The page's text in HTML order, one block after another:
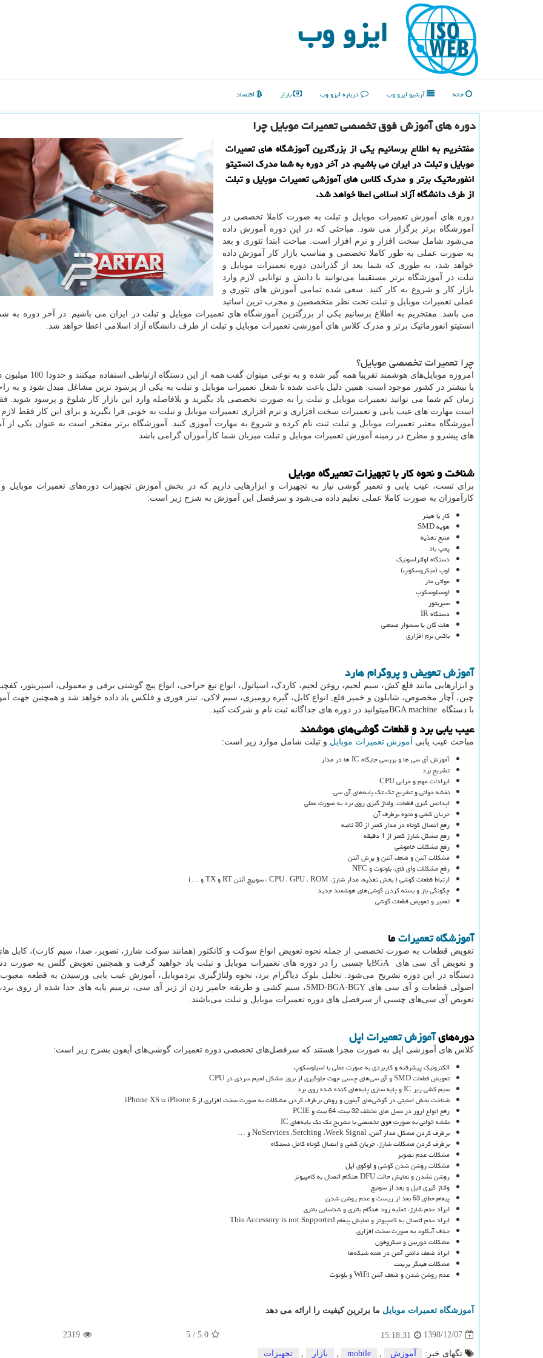
ایزو وب
خانه آرشیو ایزو وب درباره ایزو وب بازار اقتصاد
دوره های آموزش فوق تخصصی تعمیرات موبایل چرا
مفتخریم به اطلاع برسانیم یكی از بزرگترین آموزشگاه های تعمیرات
موبایل و تبلت در ایران می باشیم. در آخر دوره به شما مدرك انستیتو
انفورماتیك برتر و مدرك كلاس‌ های آموزشی تعمیرات موبایل و تبلت
از طرف دانشگاه آزاد اسلامی اعطا خواهد شد.
دوره های آموزش تعمیرات موبایل و تبلت به صورت کاملا تخصصی در
آموزشگاه برتر برگزار می شود. مباحثی که در این دوره آموزش داده
می‌شود شامل سخت افزار و نرم افزار است. مباحث ابتدا تئوری و بعد
به صورت عملی به طور کاملا تخصصی و مناسب بازار کار آموزش داده
خواهد شد، به طوری که شما بعد از گذراندن دوره تعمیرات موبایل و
تبلت در آموزشگاه برتر مستقیما می‌توانید با دانش و توانایی لازم وارد
بازار کار و شروع به کار کنید. سعی شده تمامی آموزش های تئوری و
عملی تعمیرات موبایل و تبلت تحت نظر متخصصین و مجرب ترین اساتید
می باشد. مفتخریم به اطلاع برسانیم یکی از بزرگترین آموزشگاه های تعمیرات موبایل و تبلت در ایران می باشیم. در آخر دوره به
انستیتو انفورماتیک برتر و مدرک کلاس‌ های آموزشی تعمیرات موبایل و تبلت از طرف دانشگاه آزاد اسلامی اعطا خواهد شد.
چرا تعمیرات تخصصی موبایل؟
امروزه موبایل‌های هوشمند تقریبا همه گیر شده و به نوعی میتوان
یا بیشتر در کشور موجود است. همین دلیل باعث شده تا شغل تعمیرات موبایل و تبلت به یکی از پرسود ترین مشاغل مبدل شود و به
زمان کم شما می توانید تعمیرات موبایل و تبلت را به صورت تخصصی یاد بگیرید و بلافاصله وارد این بازار کار شلوغ و پرسود شوید.
است مهارت های عیب یابی و تعمیرات سخت افزاری و نرم افزاری تعمیرات موبایل و تبلت به خوبی فرا بگیرید و برای این کار فقط
آموزشگاه معتبر تعمیرات موبایل و تبلت ثبت نام کرده و شروع به مهارت آموزی کنید. آموزشگاه برتر مفتخر است به عنوان یکی از
های پیشرو و مطرح در زمینه آموزش تعمیرات موبایل و تبلت میزبان شما کارآموزان گرامی باشد
شناخت و نحوه کار با تجهیزات تعمیرگاه موبایل
برای تست، عیب یابی و تعمیر گوشی نیاز به تجهیزات و ابزارهایی داریم که در بخش آموزش تجهیزات دوره‌های تعمیرات موبایل و
کارآموزان به صورت کاملا عملی تعلیم داده می‌شود و سرفصل این آموزش به شرح زیر است:
کار با هیتر
هویه SMD
منبع تغذیه
پمپ باد
دستگاه اولتراسونیک
لوپ (میکروسکوپ)
مولتی متر
اوسیلوسکوپ
سپریتور
دستگاه IR
هات گان یا سشوار صنعتی
باکس نرم افزاری
آموزش تعویض و پروگرام هارد
و ابزارهایی مانند قلع کش، سیم لحیم، روغن لحیم، کاردک، اسپاتول، انواع تیغ جراحی، انواع پیچ گوشتی برقی و معمولی، اسپریتور،
چین، آچار مخصوص، شابلون و خمیر قلع, انواع کابل، گیره رومیزی، سیم لاکی، تینر فوری و فلکس یاد داده خواهد شد و همچنین جهت
با دستگاه BGA machineمیتوانید در دوره های جداگانه ثبت نام و شرکت کنید.
عیب یابی برد و قطعات گوشی‌های هوشمند
مباحث عیب یابی آموزش تعمیرات موبایل و تبلت شامل موارد زیر است:
آموزش آی سی ها و بررسی جایگاه IC ها در مدار
تشریح برد
ایرادات مهم و خرابی CPU
نقشه خوانی و تشریح تک تک پایه‌های آی سی‌
اپدانس گیری قطعات، ولتاژ گیری روی برد به صورت عملی
جریان کشی و نحوه برطرف آن
رفع اتصال کوتاه در مدار کمتر از 30 ثانیه
رفع مشکل شارژ کمتر از 1 دقیقه
رفع مشکلات خاموشی
مشکلات آنتن و ضعف آنتن و پرش آنتن
رفع مشکلات وای فای، بلوتوث و NFC
ارتباط قطعات گوشی ( بخش تغذیه، مدار شارژ، CPU ، GPU ، ROM ، سوییچ آنتن RT و TX و …)
چگونگی باز و بسته کردن گوشی‌های هوشمند جدید
تعمیر و تعویض قطعات گوشی
آموزشگاه تعمیراتما
تعویض قطعات به صورت تخصصی از جمله نحوه تعویض انواع سوکت و کانکتور (همانند سوکت شارژ، تصویر، صدا، سیم کارت)، کابل
و تعویض آی سی های
BGAیا چسبی را در دوره های تعمیرات موبایل و تبلت یاد خواهید گرفت و همچنین تعویض گلس به صورت
دستگاه در این دوره تشریح می‌شود. تحلیل بلوک دیاگرام برد، نحوه ولتاژگیری بردموبایل، آموزش عیب یابی ورسیدن به قطعه
اصولی قطعات و آی سی های SMD-BGA-BGY، سیم کشی و طریقه جامپر زدن از زیر آی سی، ترمیم پایه های جدا شده از روی
تعویض آی سی‌های چسبی از سرفصل های دوره تعمیرات موبایل و تبلت می‌باشند.
دوره‌هایآموزش تعمیرات اپل
کلاس های آموزشی اپل به صورت مجزا هستند که سرفصل‌های تخصصی دوره تعمیرات گوشی‌های آیفون بشرح زیر است:
الکترونیک پیشرفته و کاربردی به صورت عملی با اسیلوسکوپ
تعویض قطعات SMD و آی سی‌های چسبی جهت جلوگیری از بروز مشکل لحیم سردی در CPU
سیم کشی زیر IC و پایه سازی پایه‌های کنده شده روی برد
شناخت بخش امنیتی در گوشی‌های آیفون و روش برطرف کردن مشکلات به صورت سخت افزاری از iPhone 5 تا iPhone XS
رفع انواع ارور در نسل های مختلف 32 بیت، 64 بیت و PCIE
نقشه خوانی به صورت فوق تخصصی با تشریح تک تک پایه‌های IC
برطرف کردن مشکل مدار آنتن، NoServices ،Serching ،Week Signal و …
برطرف کردن مشکلات شارژ، جریان کشی و اتصال کوتاه کامل دستگاه
مشکلات عدم تصویر
مشکلات روشن شدن گوشی و لوگوی اپل
روشن نشدن و نمایش حالت DFU هنگام اتصال به کامپیوتر
ولتاژ گیری قبل و بعد از سوئیچ
پیغام خطای 53 بعد از ریست و عدم روشن شدن
ایراد عدم شارژ، تخلیه زود هنگام باتری و شناسایی باتری
ایراد عدم اتصال به کامپیوتر و نمایش پیغام This Accessory is not Supported
حذف آیکلود به صورت سخت افزاری
مشکلات دوربین و میکروفون
ایراد ضعف دائمی آنتن در همه شبکه‌ها
مشکلات فینگر پرینت
عدم روشن شدن و ضعف آنتن WiFi و بلوتوث
آموزشگاه تعمیرات موبایل ما برترین کیفیت را ارائه می دهد
1398/12/07
15:18:31
5.0
/
5
2319
تگهای خبر: آموزش mobile بازار تجهیزات